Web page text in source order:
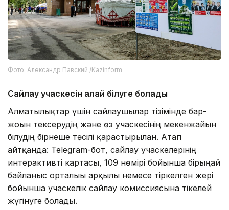
Фото: Александр Павский /Kazinform
Сайлау учаскесін қалай білуге болады
Алматылықтар үшін сайлаушылар тізімінде бар-
жоғын тексерудің және өз учаскесінің мекенжайын
білудің бірнеше тәсілі қарастырылған. Атап
айтқанда: Telegram-бот, сайлау учаскелерінің
интерактивті картасы, 109 нөмірі бойынша бірыңғай
байланыс орталығы арқылы немесе тіркелген жері
бойынша учаскелік сайлау комиссиясына тікелей
жүгінуге болады.